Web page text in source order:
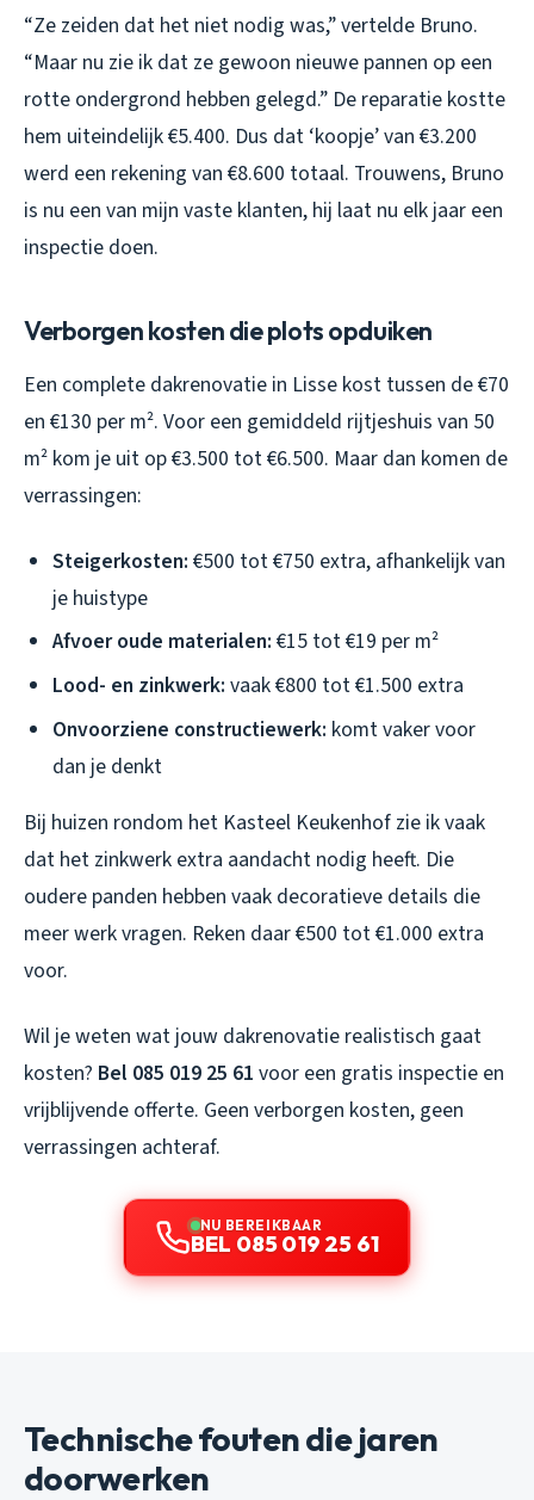
“Ze zeiden dat het niet nodig was,” vertelde Bruno.
“Maar nu zie ik dat ze gewoon nieuwe pannen op een
rotte ondergrond hebben gelegd.” De reparatie kostte
hem uiteindelijk €5.400. Dus dat ‘koopje’ van €3.200
werd een rekening van €8.600 totaal. Trouwens, Bruno
is nu een van mijn vaste klanten, hij laat nu elk jaar een
inspectie doen.
Verborgen kosten die plots opduiken
Een complete dakrenovatie in Lisse kost tussen de €70
en €130 per m². Voor een gemiddeld rijtjeshuis van 50
m² kom je uit op €3.500 tot €6.500. Maar dan komen de
verrassingen:
Steigerkosten: €500 tot €750 extra, afhankelijk van
je huistype
Afvoer oude materialen: €15 tot €19 per m²
Lood- en zinkwerk: vaak €800 tot €1.500 extra
Onvoorziene constructiewerk: komt vaker voor
dan je denkt
Bij huizen rondom het Kasteel Keukenhof zie ik vaak
dat het zinkwerk extra aandacht nodig heeft. Die
oudere panden hebben vaak decoratieve details die
meer werk vragen. Reken daar €500 tot €1.000 extra
voor.
Wil je weten wat jouw dakrenovatie realistisch gaat
kosten? Bel 085 019 25 61 voor een gratis inspectie en
vrijblijvende offerte. Geen verborgen kosten, geen
verrassingen achteraf.
NU BEREIKBAAR
BEL 085 019 25 61
Technische fouten die jaren
doorwerken